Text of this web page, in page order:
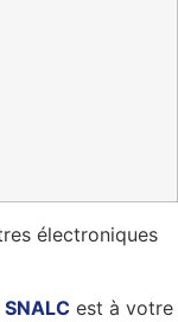
électroniques
SNALCest à votre